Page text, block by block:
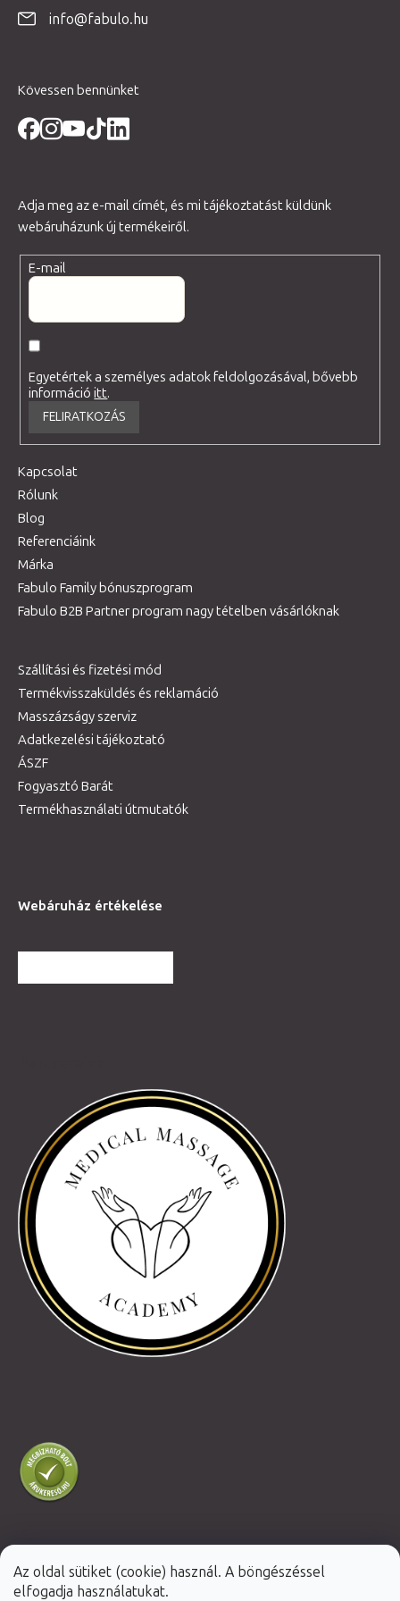
Az oldal sütiket (cookie) használ. A böngészéssel
elfogadja használatukat.
info@fabulo.hu
Kövessen bennünket
Adja meg az e-mail címét, és mi tájékoztatást küldünk
webáruházunk új termékeiről.
E-mail
Egyetértek a személyes adatok feldolgozásával, bővebb
információitt.
FELIRATKOZÁS
Kapcsolat
Rólunk
Blog
Referenciáink
Márka
Fabulo Family bónuszprogram
Fabulo B2B Partner program nagy tételben vásárlóknak
Szállítási és fizetési mód
Termékvisszaküldés és reklamáció
Masszázságy szerviz
Adatkezelési tájékoztató
ÁSZF
Fogyasztó Barát
Termékhasználati útmutatók
Webáruház értékelése
Shoptet Premium készítette